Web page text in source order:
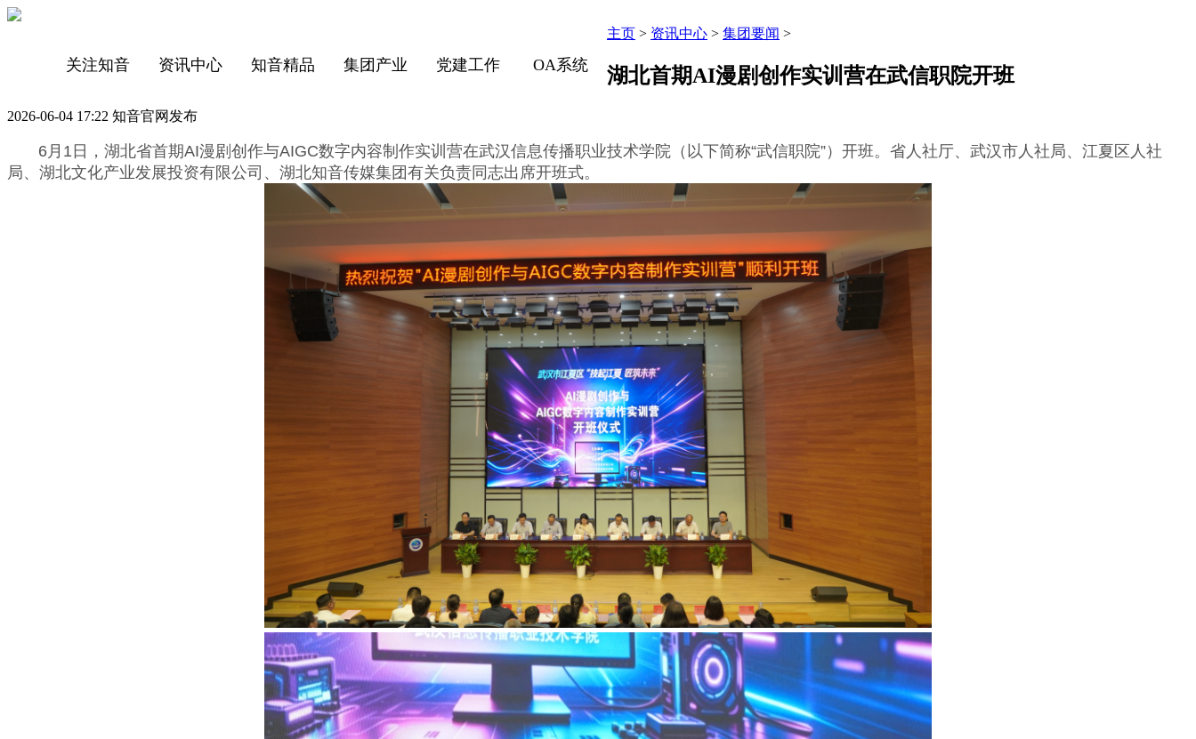
关注知音 资讯中心 知音精品 集团产业 党建工作 OA系统
主页 > 资讯中心 > 集团要闻 >
湖北首期AI漫剧创作实训营在武信职院开班
2026-06-04 17:22 知音官网发布
6月1日，湖北省首期AI漫剧创作与AIGC数字内容制作实训营在武汉信息传播职业技术学院（以下简称“武信职院”）开班。省人社厅、武汉市人社局、江夏区人社
局、湖北文化产业发展投资有限公司、湖北知音传媒集团有关负责同志出席开班式。